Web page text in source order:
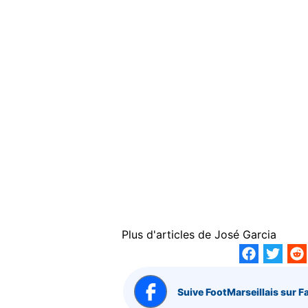
Plus d'articles de José Garcia
Suive FootMarseillais sur